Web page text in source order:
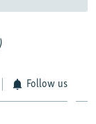
Follow us